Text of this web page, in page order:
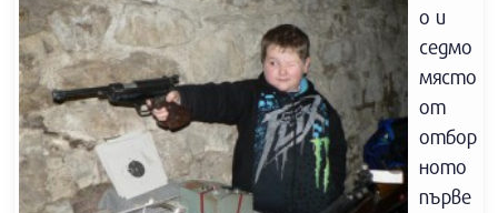
о и
седмо
място
от
отбор
ното
първе